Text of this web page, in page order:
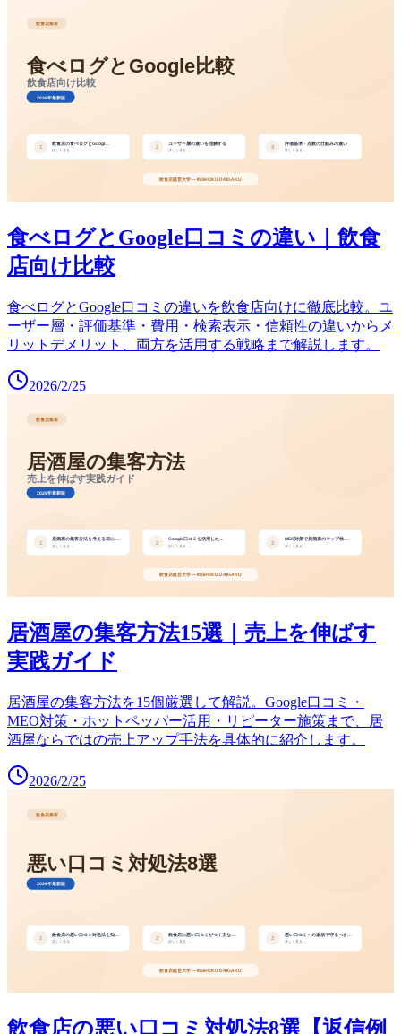
食べログとGoogle口コミの違い｜飲食
店向け比較
食べログとGoogle口コミの違いを飲食店向けに徹底比較。ユ
ーザー層・評価基準・費用・検索表示・信頼性の違いからメ
リットデメリット、両方を活用する戦略まで解説します。
2026/2/25
居酒屋の集客方法15選｜売上を伸ばす
実践ガイド
居酒屋の集客方法を15個厳選して解説。Google口コミ・
MEO対策・ホットペッパー活用・リピーター施策まで、居
酒屋ならではの売上アップ手法を具体的に紹介します。
2026/2/25
飲食店の悪い口コミ対処法8選【返信例